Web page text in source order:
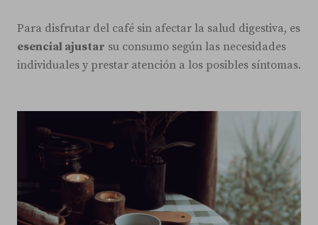
Para disfrutar del café sin afectar la salud digestiva, es
esencial ajustar su consumo según las necesidades
individuales y prestar atención a los posibles síntomas.